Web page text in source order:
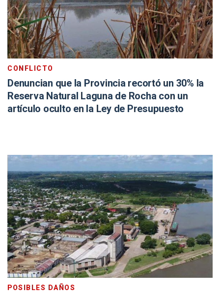
CONFLICTO
Denuncian que la Provincia recortó un 30% la
Reserva Natural Laguna de Rocha con un
artículo oculto en la Ley de Presupuesto
POSIBLES DAÑOS